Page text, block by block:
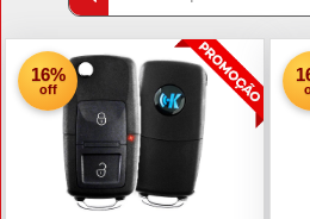
Bateria,
Botões
Outros
16%
off